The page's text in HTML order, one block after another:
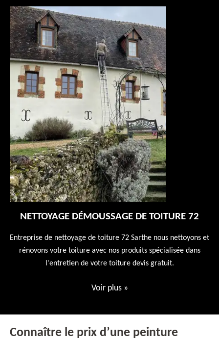
NETTOYAGE DÉMOUSSAGE DE TOITURE 72
Entreprise de nettoyage de toiture 72 Sarthe nous nettoyons et
rénovons votre toiture avec nos produits spécialisée dans
l'entretien de votre toiture devis gratuit.
Voir plus »
Connaître le prix d’une peinture